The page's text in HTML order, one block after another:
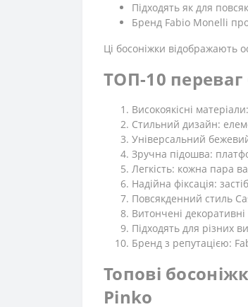
Підходять як для
Бренд Fabio Monelli
Ці босоніжки відображають
ТОП-10 переваг
Високоякісні
Стильний дизайн:
Універсальний
Зручна підошва:
Легкість: кожна пара
Надійна фіксація:
Повсякденний стиль
Витончені
Підходять для різних
Бренд з репутацією:
Топові
Pinko